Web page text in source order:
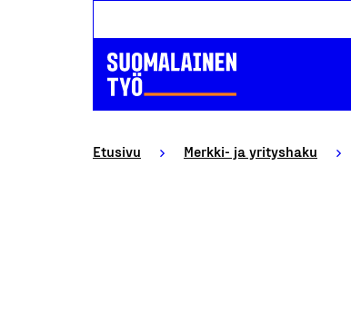
Etusivu Merkki- ja yrityshaku